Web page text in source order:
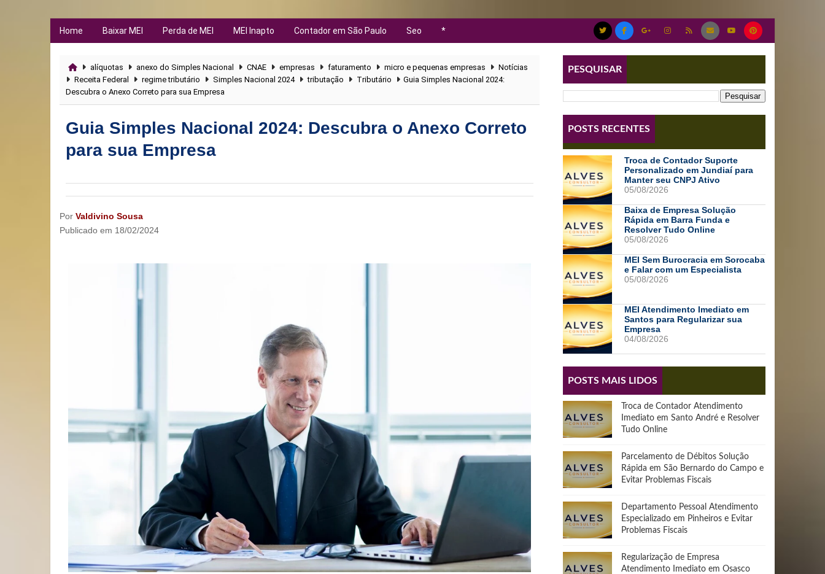
Home Baixar MEI Perda de MEI MEI Inapto Contador em São Paulo Seo *
alíquotas anexo do Simples Nacional CNAE empresas faturamento micro e pequenas empresas
Notícias
Receita Federal
regime tributário Simples Nacional 2024 tributação Tributário
Guia Simples Nacional 2024:
Descubra o Anexo Correto para sua Empresa
Guia Simples Nacional 2024: Descubra o Anexo Correto
para sua Empresa
Por Valdivino Sousa
Publicado em 18/02/2024
PESQUISAR
POSTS RECENTES
Troca de Contador Suporte
Personalizado em Jundiaí para
Manter seu CNPJ Ativo
05/08/2026
Baixa de Empresa Solução
Rápida em Barra Funda e
Resolver Tudo Online
05/08/2026
MEI Sem Burocracia em Sorocaba
e Falar com um Especialista
05/08/2026
MEI Atendimento Imediato em
Santos para Regularizar sua
Empresa
04/08/2026
POSTS MAIS LIDOS
Troca de Contador Atendimento
Imediato em Santo André e Resolver
Tudo Online
Parcelamento de Débitos Solução
Rápida em São Bernardo do Campo e
Evitar Problemas Fiscais
Departamento Pessoal Atendimento
Especializado em Pinheiros e Evitar
Problemas Fiscais
Regularização de Empresa
Atendimento Imediato em Osasco